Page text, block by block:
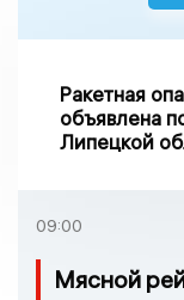
Ракетная
объявлена
Липецкой
09:00
Мясной